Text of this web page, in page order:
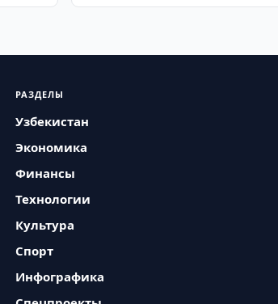
РАЗДЕЛЫ
Узбекистан
Экономика
Финансы
Технологии
Культура
Спорт
Инфографика